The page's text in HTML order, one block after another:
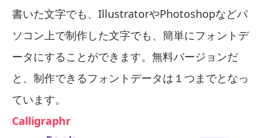
書いた文字でも、IllustratorやPhotoshopなどパ
ソコン上で制作した文字でも、簡単にフォントデ
ータにすることができます。無料バージョンだ
と、制作できるフォントデータは１つまでとなっ
ています。
Calligraphr